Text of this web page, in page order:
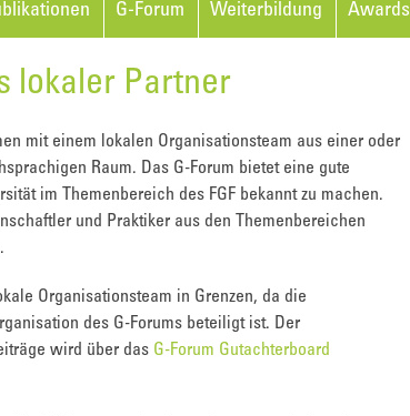
G-Forum Weiterbildung Awards
lokaler Partner
mit einem lokalen Organisationsteam aus einer oder
Raum. Das G-Forum bietet eine gute
im Themenbereich des FGF bekannt zu machen.
und Praktiker aus den Themenbereichen
Organisationsteam in Grenzen, da die
des G-Forums beteiligt ist. Der
wird über das G-Forum Gutachterboard